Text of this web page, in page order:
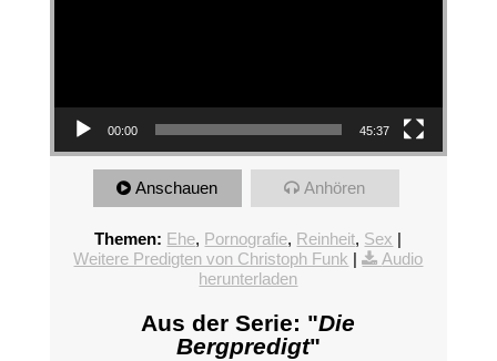
00:00 45:37
Anschauen Anhören
Themen: Ehe, Pornografie, Reinheit, Sex |
Weitere Predigten von Christoph Funk |
Audio
herunterladen
Aus der Serie: "Die
Bergpredigt"